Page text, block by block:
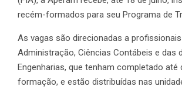
recém-formados para seu Programa de
As vagas são direcionadas a
Administração, Ciências Contábeis e das
Engenharias, que tenham completado até
formação, e estão distribuídas nas